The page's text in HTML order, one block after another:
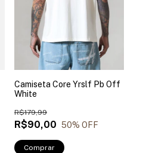
Camiseta Core Yrslf Pb Off
White
R$90,00
R$179,99
50% OFF
Comprar